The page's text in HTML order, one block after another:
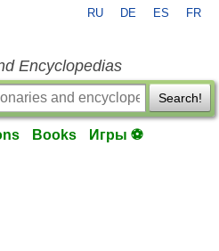
RU DE ES FR
Encyclopedias
Search!
Books Игры ⚽